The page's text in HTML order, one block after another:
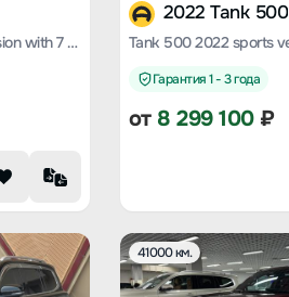
Tank 500 2022 business version with 7 seats
2022 Tank 500
Гарантия 1 - 3 года
от 8 299 100₽
41000 км.